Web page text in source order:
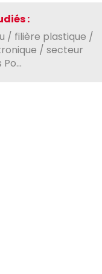
:
/ filière plastique /
/ secteur